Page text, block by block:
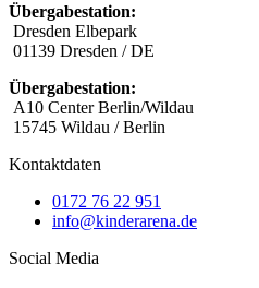
Übergabestation:
Dresden Elbepark
01139 Dresden / DE
Übergabestation:
A10 Center Berlin/Wildau
15745 Wildau / Berlin
Kontaktdaten
0172 76 22 951
info@kinderarena.de
Social Media